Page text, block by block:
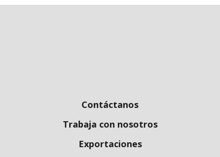
Contáctanos
Trabaja con nosotros
Exportaciones